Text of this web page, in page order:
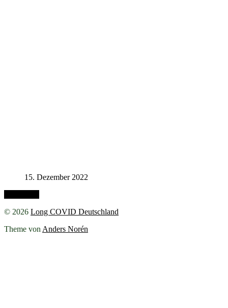
15. Dezember 2022
© 2026 Long COVID Deutschland
Theme von Anders Norén